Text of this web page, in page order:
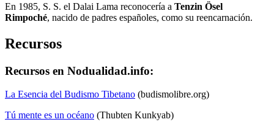
En 1985, S. S. el Dalai Lama reconocería a Tenzin Ösel
Rimpoché, nacido de padres españoles, como su reencarnación.
Recursos
Recursos en Nodualidad.info:
La Esencia del Budismo Tibetano (budismolibre.org)
Tú mente es un océano (Thubten Kunkyab)